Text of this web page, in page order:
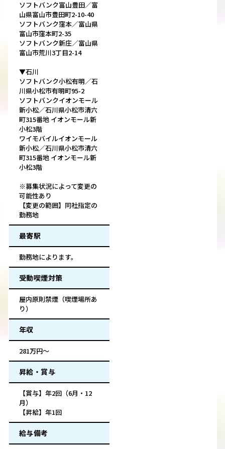
ソフトバンク富山豊田／富
山県富山市豊田町2-10-40
ソフトバンク窪本／富山県
富山市窪本町2-35
ソフトバンク新庄／富山県
富山市荒川3丁目2-14
▼石川
ソフトバンク小松有明／石
川県小松市有明町95-2
ソフトバンクイオンモール
新小松／石川県小松市清六
町315番地 イオンモール新
小松3階
ワイモバイルイオンモール
新小松／石川県小松市清六
町315番地 イオンモール新
小松3階
※募集状況によって変更の
可能性あり
【変更の範囲】同社指定の
勤務地
最寄駅
勤務地によります。
受動喫煙対策
屋内原則禁煙（喫煙場所あ
り）
年収
281万円～
昇給・賞与
【賞与】年2回（6月・12
月）
【昇給】年1回
給与備考